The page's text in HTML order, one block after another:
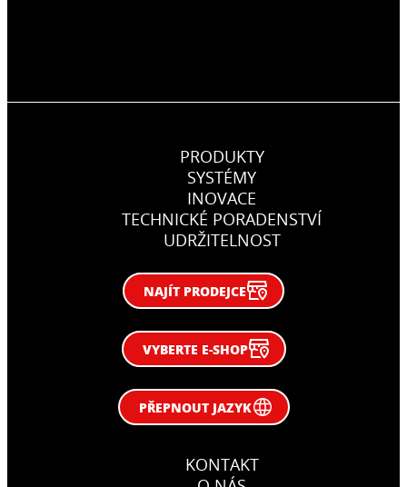
PRODUKTY
SYSTÉMY
INOVACE
TECHNICKÉ PORADENSTVÍ
UDRŽITELNOST
NAJÍT PRODEJCE
VYBERTE E-SHOP
PŘEPNOUT JAZYK
KONTAKT